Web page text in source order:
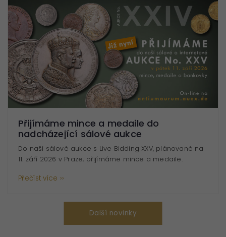
Přijímáme mince a medaile do
nadcházející sálové aukce
Do naší sálové aukce s Live Bidding XXV, plánované na
11. září 2026 v Praze, přijímáme mince a medaile.
Přečíst více ››
Další novinky